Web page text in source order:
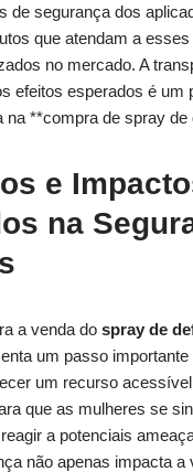
de segurança dos
que atendam a
no mercado. A
efeitos esperados é um
na **compra de spray de
e
na
a venda do spray de
um passo
um recurso
que as mulheres se
a potenciais
não apenas impacta a